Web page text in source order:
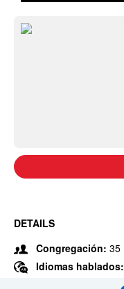
DETAILS
Congregación: 35
Idiomas hablados: